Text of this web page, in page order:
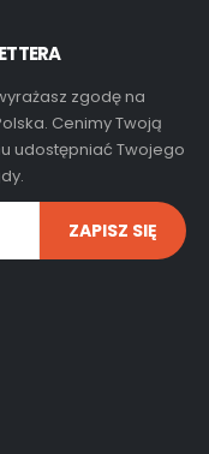
zgodę na
Cenimy Twoją
udostępniać Twojego